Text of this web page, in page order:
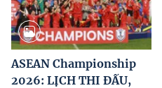
ASEAN Championship
2026: LỊCH THI ĐẤU,